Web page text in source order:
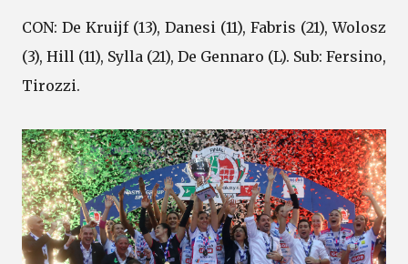
CON: De Kruijf (13), Danesi (11), Fabris (21), Wolosz
(3), Hill (11), Sylla (21), De Gennaro (L). Sub: Fersino,
Tirozzi.